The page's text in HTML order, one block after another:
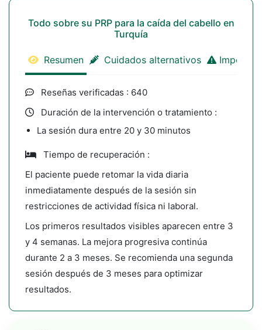
Todo sobre su PRP para la caída del cabello en
Turquía
Resumen Cuidados alternativos
Reseñas verificadas : 640
Duración de la intervención o tratamiento :
La sesión dura entre 20 y 30 minutos
Tiempo de recuperación :
El paciente puede retomar la vida diaria
inmediatamente después de la sesión sin
restricciones de actividad física ni laboral.
Los primeros resultados visibles aparecen entre 3
y 4 semanas. La mejora progresiva continúa
durante 2 a 3 meses. Se recomienda una segunda
sesión después de 3 meses para optimizar
resultados.